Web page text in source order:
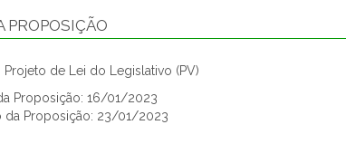
PROPOSIÇÃO
Projeto de Lei do Legislativo (PV)
Proposição: 16/01/2023
da Proposição: 23/01/2023